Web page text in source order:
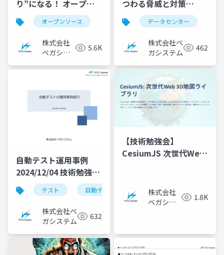
り”になる！ オープン
ソースのお話
2025/04/24 技術勉強会
資料
オープンソース
株式会社
ベガシス
5.6K
つわる脅威と対策
2025/02/25 技術勉強会
資料
データセンター
株式会社ベ
ガシステム
462
自動テスト運用事例
2024/12/04 技術勉強会
資料
テスト 自動テスト
株式会社ベ
ガシステム
632
【技術勉強会】
CesiumJS 次世代Web
資料
株式会社
ベガシス
1.8K